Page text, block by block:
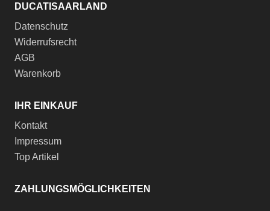
DUCATISAARLAND
Datenschutz
Widerrufsrecht
AGB
Warenkorb
IHR EINKAUF
Kontakt
Impressum
Top Artikel
ZAHLUNGSMÖGLICHKEITEN